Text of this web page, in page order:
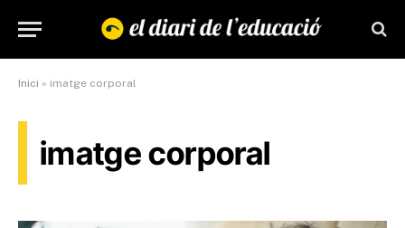
Inici » imatge corporal
imatge corporal